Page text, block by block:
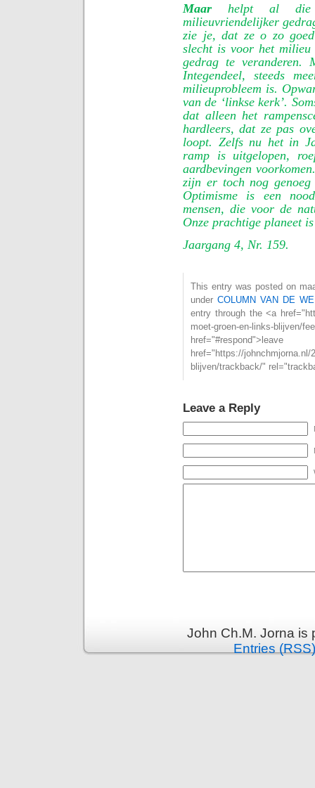
Maar helpt al die
milieuvriendelijker
zie je, dat ze o zo
slecht is voor het
gedrag te veranderen.
Integendeel, steeds
milieuprobleem is.
van de ‘linkse kerk’.
dat alleen het
hardleers, dat ze pas
loopt. Zelfs nu het in
ramp is uitgelopen,
aardbevingen
zijn er toch nog genoeg
Optimisme is een
mensen, die voor de
Onze prachtige planeet
Jaargang 4, Nr. 159.
This entry was posted on
under COLUMN VAN DE
entry through the <a
moet-groen-en-links-
href="https://johnchmjorna.nl/
blijven/trackback/"
Leave a Reply
John Ch.M. Jorna
Entries (RSS)